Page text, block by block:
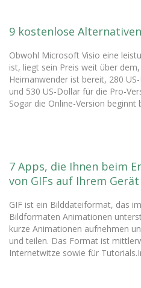
9 kostenlose
Obwohl Microsoft Visio eine
ist, liegt sein Preis weit über
Heimanwender ist bereit, 280
und 530 US-Dollar für die Pro-
Sogar die Online-Version beginnt
7 Apps, die Ihnen beim
von GIFs auf Ihrem
GIF ist ein Bilddateiformat, das
Bildformaten Animationen
kurze Animationen aufnehmen
und teilen. Das Format ist
Internetwitze sowie für